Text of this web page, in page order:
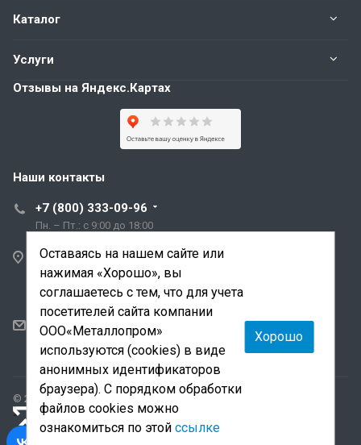
Каталог
Услуги
Отзывы на Яндекс.Картах
Наши контакты
+7 (800) 333-09-96
Пн. – Пт.: с 9:00 до 18:00
Санкт-Петербург,
ул. Трефолева, д.2
лит. АБ
sale@mmetalloprom.ru
snab@mmetalloprom.ru
© 2026 Все права защищены.
«Лидер поиска»— продвижение сайта и поддержка
Оставаясь на нашем сайте или
нажимая «Хорошо», вы
соглашаетесь с тем, что для учета
посетителей сайта компании
ООО«Металлопром»
используются (cookies) в виде
анонимных идентификаторов
браузера). С порядком обработки
файлов cookies можно
ознакомиться по этой ссылке
Хорошо